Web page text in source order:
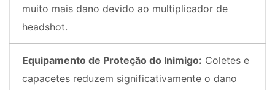
muito mais dano devido ao multiplicador de
headshot.
Equipamento de Proteção do Inimigo: Coletes e
capacetes reduzem significativamente o dano